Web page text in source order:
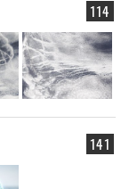
114
141